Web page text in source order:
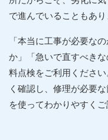
で進んでいることもあり
「本当に工事が必要な
か」「急いで直すべき
料点検をご利用くださ
く確認し、修理が必要
を使ってわかりやすくご